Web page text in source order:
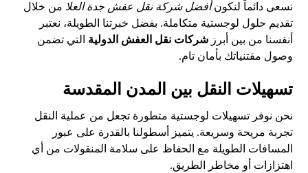
نسعى دائماً لنكونأفضل شركة نقل عفش جدة العلا من خلال
تقديم حلول لوجستية متكاملة. بفضل خبرتنا الطويلة، نعتبر
أنفسنا من بين أبرزشركات نقل العفش الدولية التي تضمن
وصول مقتنياتك بأمان تام.
تسهيلات النقل بين المدن المقدسة
نحن نوفر تسهيلات لوجستية متطورة تجعل من عملية النقل
تجربة مريحة وسريعة. يتميز أسطولنا بالقدرة على عبور
المسافات الطويلة مع الحفاظ على سلامة المنقولات من أي
اهتزازات أو مخاطر الطريق.